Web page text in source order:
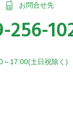
お問合せ先
256-
～17:00(土日祝除く)